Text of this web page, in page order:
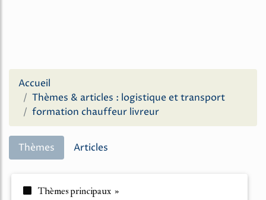
Accueil
Thèmes & articles : logistique et transport
formation chauffeur livreur
Thèmes Articles
Thèmes principaux »